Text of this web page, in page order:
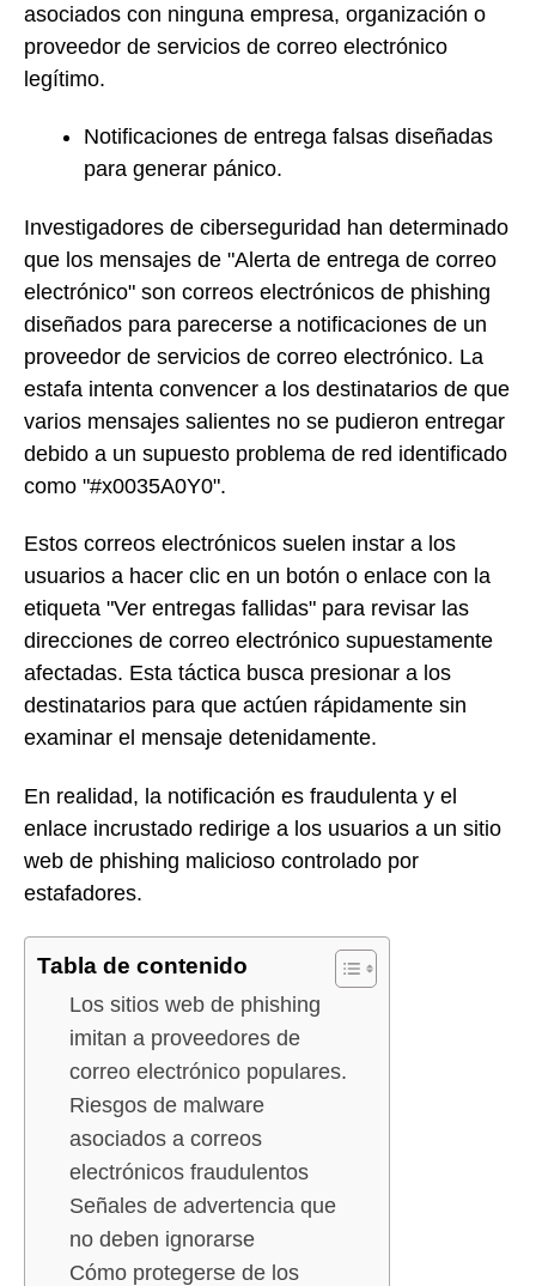
asociados con ninguna empresa, organización o
proveedor de servicios de correo electrónico
legítimo.
Notificaciones de entrega falsas diseñadas
para generar pánico.
Investigadores de ciberseguridad han determinado
que los mensajes de "Alerta de entrega de correo
electrónico" son correos electrónicos de phishing
diseñados para parecerse a notificaciones de un
proveedor de servicios de correo electrónico. La
estafa intenta convencer a los destinatarios de que
varios mensajes salientes no se pudieron entregar
debido a un supuesto problema de red identificado
como "#x0035A0Y0".
Estos correos electrónicos suelen instar a los
usuarios a hacer clic en un botón o enlace con la
etiqueta "Ver entregas fallidas" para revisar las
direcciones de correo electrónico supuestamente
afectadas. Esta táctica busca presionar a los
destinatarios para que actúen rápidamente sin
examinar el mensaje detenidamente.
En realidad, la notificación es fraudulenta y el
enlace incrustado redirige a los usuarios a un sitio
web de phishing malicioso controlado por
estafadores.
Tabla de contenido
Los sitios web de phishing
imitan a proveedores de
correo electrónico populares.
Riesgos de malware
asociados a correos
electrónicos fraudulentos
Señales de advertencia que
no deben ignorarse
Cómo protegerse de los